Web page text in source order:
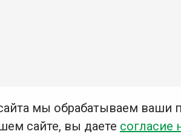
мы обрабатываем ваши
сайте, вы даете согласие